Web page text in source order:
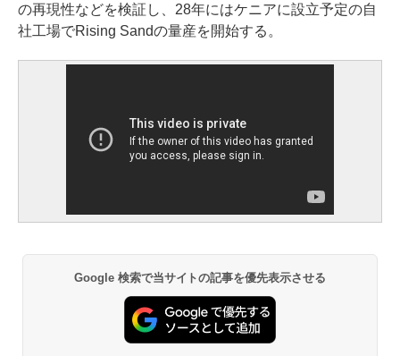
の再現性などを検証し、28年にはケニアに設立予定の自
社工場でRising Sandの量産を開始する。
Google 検索で当サイトの記事を優先表示させる